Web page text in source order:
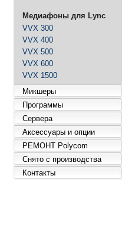
Медиафоны для Lync
VVX 300
VVX 400
VVX 500
VVX 600
VVX 1500
Микшеры
Программы
Сервера
Аксессуары и опции
РЕМОНТ Polycom
Снято с производства
Контакты